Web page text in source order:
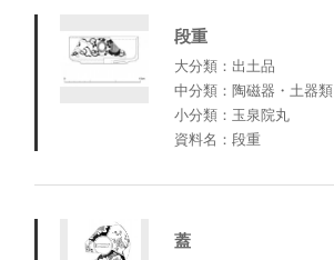
段重
大分類：出土品
中分類：陶磁器・土器類
小分類：玉泉院丸
資料名：段重
蓋